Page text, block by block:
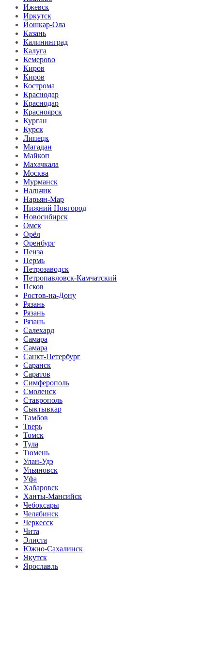
Ижевск
Иркутск
Йошкар-Ола
Казань
Калининград
Калуга
Кемерово
Киров
Киров
Кострома
Краснодар
Краснодар
Красноярск
Курган
Курск
Липецк
Магадан
Майкоп
Махачкала
Москва
Мурманск
Нальчик
Нарьян-Мар
Нижний Новгород
Новосибирск
Омск
Орёл
Оренбург
Пенза
Пермь
Петрозаводск
Петропавловск-Камчатский
Псков
Ростов-на-Дону
Рязань
Рязань
Рязань
Салехард
Самара
Самара
Санкт-Петербург
Саранск
Саратов
Симферополь
Смоленск
Ставрополь
Сыктывкар
Тамбов
Тверь
Томск
Тула
Тюмень
Улан-Удэ
Ульяновск
Уфа
Хабаровск
Ханты-Мансийск
Чебоксары
Челябинск
Черкесск
Чита
Элиста
Южно-Сахалинск
Якутск
Ярославль